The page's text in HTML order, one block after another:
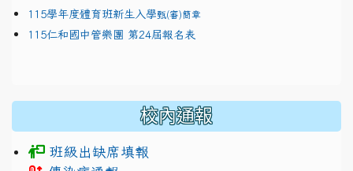
115學年度體育班新生入學甄(審)簡章
115仁和國中管樂團 第24屆報名表
校內通報
班級出缺席填報